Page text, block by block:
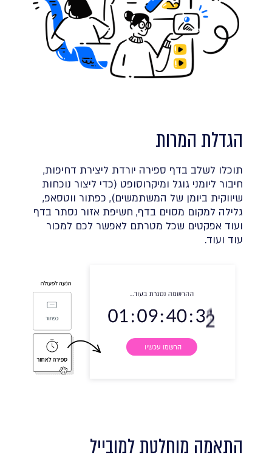
הגדלת המרות
תוכלו לשלב בדף ספירה יורדת ליצירת דחיפות,
חיבור ליומני גוגל ומיקרוסופט (כדי ליצור נוכחות
שיווקית ביומן של המשתמשים), כפתור ווטסאפ,
גלילה למקום מסוים בדף, חשיפת אזור נסתר בדף
ועוד אפקטים שכל מטרתם לאפשר לכם למכור
עוד ועוד.
התאמה מוחלטת למובייל